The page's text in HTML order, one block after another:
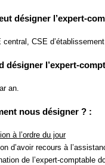
désigner l’expert-
central, CSE
désigner l’expert-
an.
nous désigner ? :
à l’ordre du jour
d’avoir recours à
de l’expert-comptable